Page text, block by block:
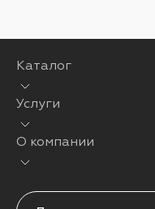
Каталог
Услуги
О компании